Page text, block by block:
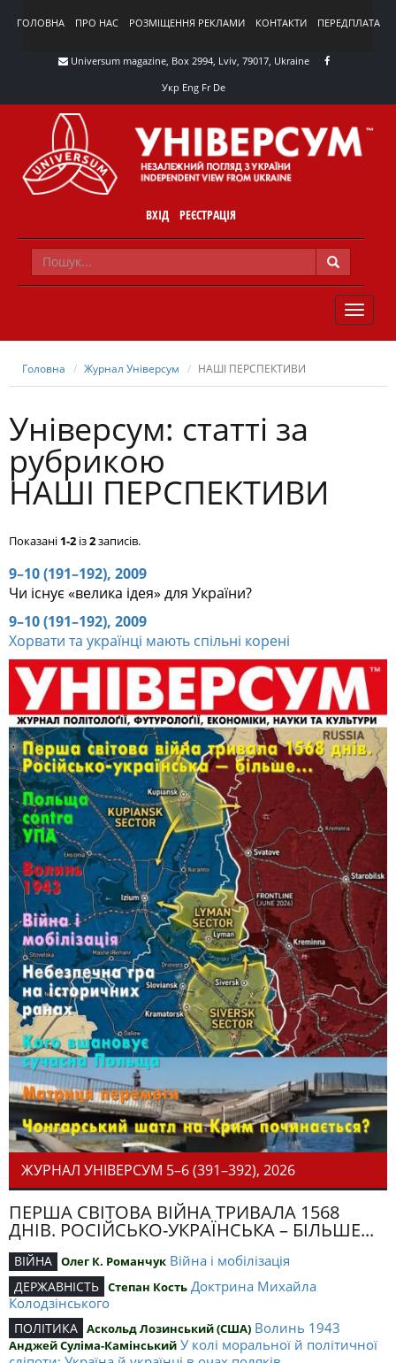
ГОЛОВНА ПРО НАС РОЗМІЩЕННЯ РЕКЛАМИ КОНТАКТИ ПЕРЕДПЛАТА
Universum magazine, Box 2994, Lviv, 79017, Ukraine
Укр Eng Fr De
ВХІД РЕЄСТРАЦІЯ
TOGGLE
Головна Журнал Універсум НАШІ ПЕРСПЕКТИВИ
Універсум: cтатті за
рубрикою
НАШІ ПЕРСПЕКТИВИ
Показані 1-2 із2записів.
9–10 (191–192), 2009
Чи існує «велика ідея» для України?
9–10 (191–192), 2009
Хорвати та українці мають спільні корені
ЖУРНАЛ УНІВЕРСУМ 5–6 (391–392), 2026
ПЕРША СВІТОВА ВІЙНА ТРИВАЛА 1568
ДНІВ. РОСІЙСЬКО-УКРАЇНСЬКА – БІЛЬШЕ...
ВІЙНА Олег К. Романчук Війна і мобілізація
ДЕРЖАВНІСТЬ Степан Кость Доктрина Михайла
Колодзінського
ПОЛІТИКА Аскольд Лозинський (США) Волинь 1943
Анджей Суліма-Камінський У колі моральної й політичної